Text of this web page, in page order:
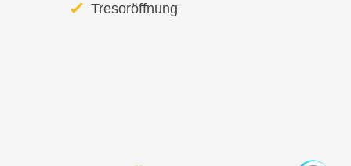
Tresoröffnung